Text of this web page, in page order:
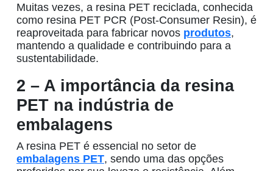
Muitas vezes, a resina PET reciclada, conhecida
como resina PET PCR (Post-Consumer Resin), é
reaproveitada para fabricar novos produtos,
mantendo a qualidade e contribuindo para a
sustentabilidade.
2 – A importância da resina
PET na indústria de
embalagens
A resina PET é essencial no setor de
embalagens PET, sendo uma das opções